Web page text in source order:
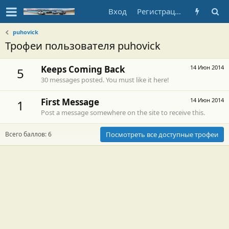
Вход Регистрация
puhovick
Трофеи пользователя puhovick
5 14 Июн 2014
Keeps Coming Back
30 messages posted. You must like it here!
1 14 Июн 2014
First Message
Post a message somewhere on the site to receive this.
Всего баллов: 6 Посмотреть все доступные трофеи